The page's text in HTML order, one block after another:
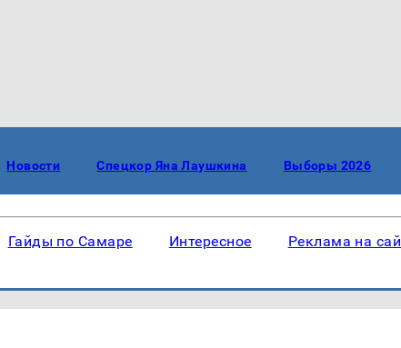
Новости Спецкор Яна Лаушкина Выборы 2026
Гайды по Самаре Интересное Реклама на